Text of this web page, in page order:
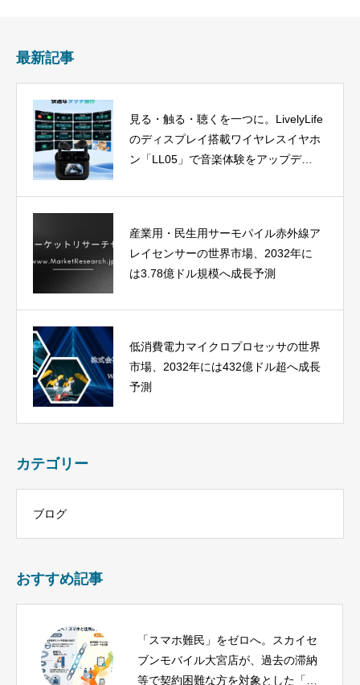
最新記事
見る・触る・聴くを一つに。LivelyLife
のディスプレイ搭載ワイヤレスイヤホ
ン「LL05」で音楽体験をアップデー
産業用・民生用サーモパイル赤外線ア
レイセンサーの世界市場、2032年に
は3.78億ドル規模へ成長予測
低消費電力マイクロプロセッサの世界
市場、2032年には432億ドル超へ成長
予測
カテゴリー
ブログ
おすすめ記事
「スマホ難民」をゼロへ。スカイセ
ブンモバイル大宮店が、過去の滞納
等で契約困難な方を対象とした「生